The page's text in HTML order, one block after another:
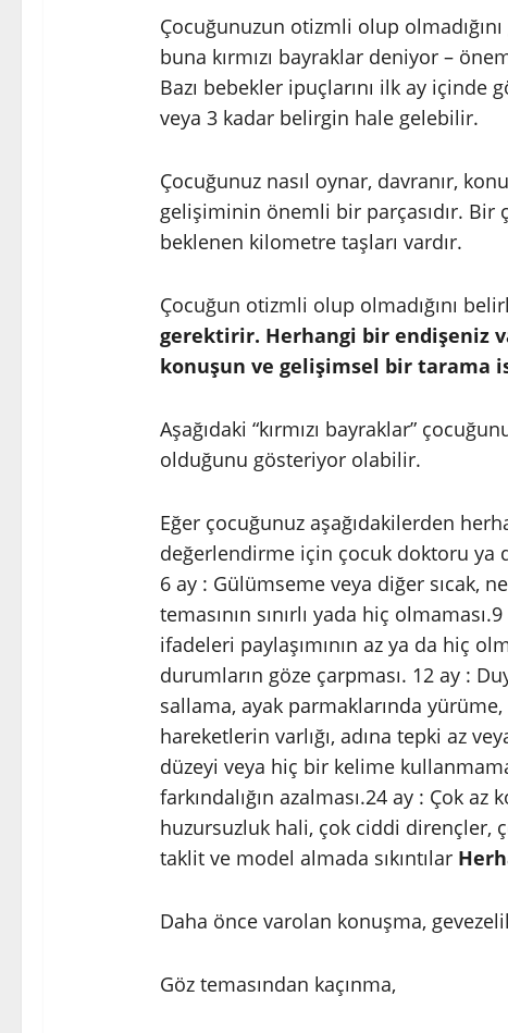
Çocuğunuzun otizmli olup
buna kırmızı bayraklar deniyor –
Bazı bebekler ipuçlarını ilk ay içinde
veya 3 kadar belirgin hale gelebilir.
Çocuğunuz nasıl oynar, davranır,
gelişiminin önemli bir parçasıdır. Bir
beklenen kilometre taşları vardır.
Çocuğun otizmli olup olmadığını
gerektirir. Herhangi bir endişeniz
konuşun ve gelişimsel bir tarama
Aşağıdaki “kırmızı bayraklar”
olduğunu gösteriyor olabilir.
Eğer çocuğunuz aşağıdakilerden
değerlendirme için çocuk doktoru ya
6 ay : Gülümseme veya diğer sıcak,
temasının sınırlı yada hiç
ifadeleri paylaşımının az ya da hiç
durumların göze çarpması. 12 ay :
sallama, ayak parmaklarında yürüme,
hareketlerin varlığı, adına tepki az
düzeyi veya hiç bir kelime
farkındalığın azalması.24 ay : Çok
huzursuzluk hali, çok ciddi dirençler,
taklit ve model almada sıkıntılar
Daha önce varolan konuşma,
Göz temasından kaçınma,